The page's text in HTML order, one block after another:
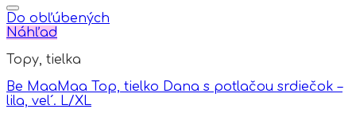
Do obľúbených
Náhľad
Topy, tielka
Be MaaMaa Top, tielko Dana s potlačou srdiečok –
lila, vel´. L/XL